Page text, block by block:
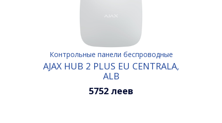
Контрольные панели беспроводные
AJAX HUB 2 PLUS EU CENTRALA,
ALB
5752 леев